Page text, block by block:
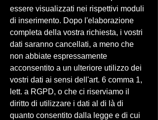
essere visualizzati nei rispettivi moduli
di inserimento. Dopo l'elaborazione
completa della vostra richiesta, i vostri
dati saranno cancellati, a meno che
non abbiate espressamente
acconsentito a un ulteriore utilizzo dei
vostri dati ai sensi dell'art. 6 comma 1,
lett. a RGPD, o che ci riserviamo il
diritto di utilizzare i dati al di là di
quanto consentito dalla legge e di cui